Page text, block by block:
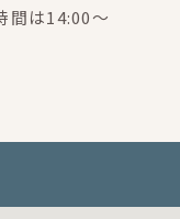
間は14:00～